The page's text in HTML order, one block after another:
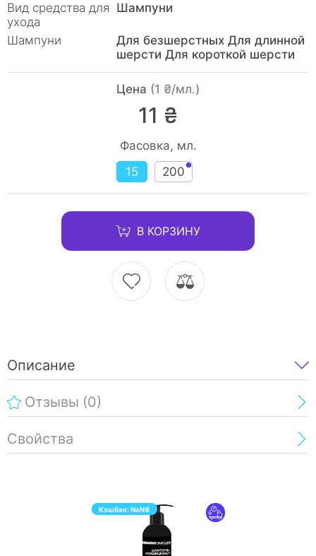
Вид средства для
ухода
Шампуни
Шампуни
Для безшерстных Для длинной
шерсти Для короткой шерсти
Цена (1 ₴/мл.)
11 ₴
Фасовка, мл.
15
200
В КОРЗИНУ
Описание
Отзывы (0)
Свойства
Кэшбэк:NaN₴